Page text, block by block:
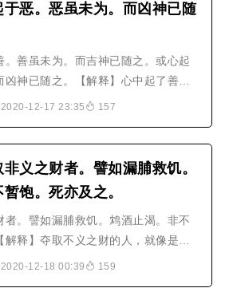
恶。恶虽未为。而凶神已随
。善虽未为。而吉神已随之。或心起
凶神已随之。【解释】心中起了善
，但吉神已经跟随著他；如果心中
必须谨慎。我..
2020-12-17 23:35 157
义之财者。譬如漏脯救饥。
饱。死亦及之。
者。譬如漏脯救饥。鸩酒止渴。非不
释】夺取不义之财的人，就像是吃
有毒的酒来止渴一样，不但不能暂
2020-12-18 00:39 159